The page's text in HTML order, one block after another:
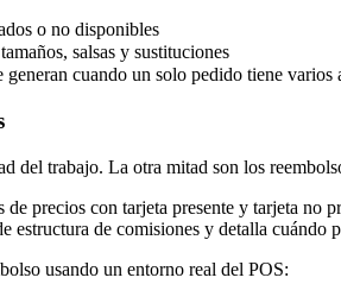
o no disponibles
salsas y sustituciones
cuando un solo pedido tiene varios
del trabajo. La otra mitad son los
precios con tarjeta presente y tarjeta no
estructura de comisiones y detalla cuándo
usando un entorno real del POS: